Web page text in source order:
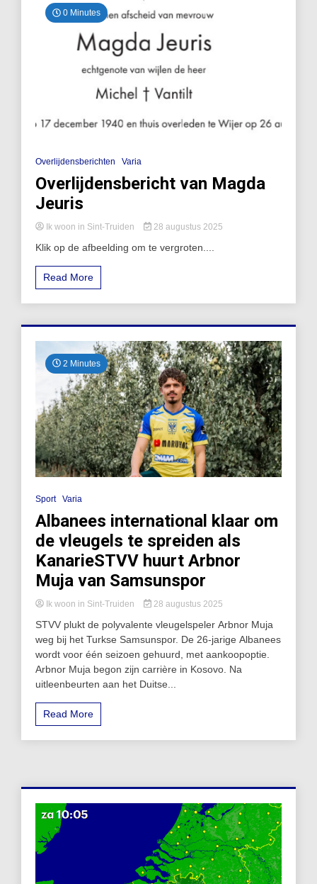
0 Minutes
Overlijdensberichten Varia
Overlijdensbericht van Magda
Jeuris
Ik woon in Sint-Truiden 28 augustus 2025
Klik op de afbeelding om te vergroten....
Read More
2 Minutes
Sport Varia
Albanees international klaar om
de vleugels te spreiden als
KanarieSTVV huurt Arbnor
Muja van Samsunspor
Ik woon in Sint-Truiden 28 augustus 2025
STVV plukt de polyvalente vleugelspeler Arbnor Muja
weg bij het Turkse Samsunspor. De 26-jarige Albanees
wordt voor één seizoen gehuurd, met aankoopoptie.
Arbnor Muja begon zijn carrière in Kosovo. Na
uitleenbeurten aan het Duitse...
Read More